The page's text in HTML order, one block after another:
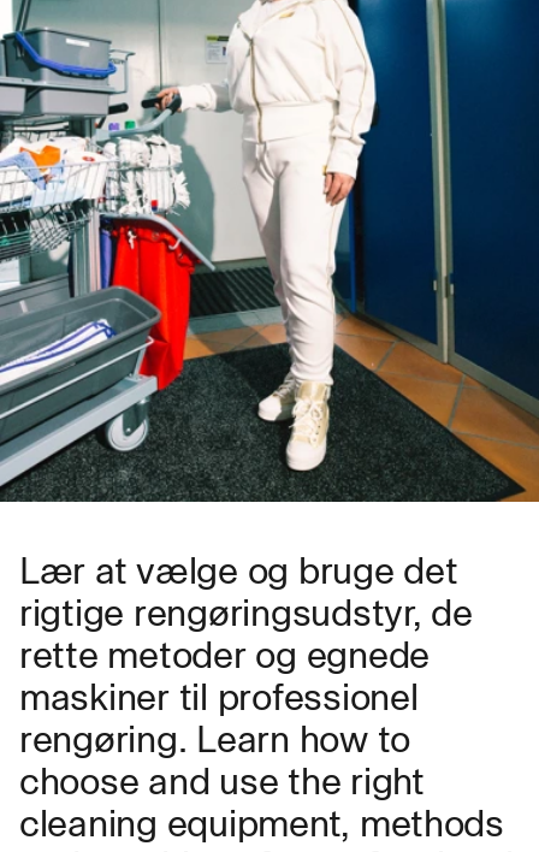
Lær at vælge og bruge det
rigtige rengøringsudstyr, de
rette metoder og egnede
maskiner til professionel
rengøring. Learn how to
choose and use the right
cleaning equipment, methods